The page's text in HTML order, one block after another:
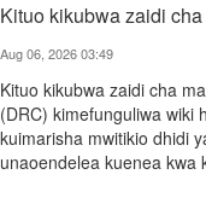
Kituo kikubwa zaidi
Aug 06, 2026 03:49
Kituo kikubwa zaidi cha
(DRC) kimefunguliwa wiki
kuimarisha mwitikio dhidi
unaoendelea kuenea kwa